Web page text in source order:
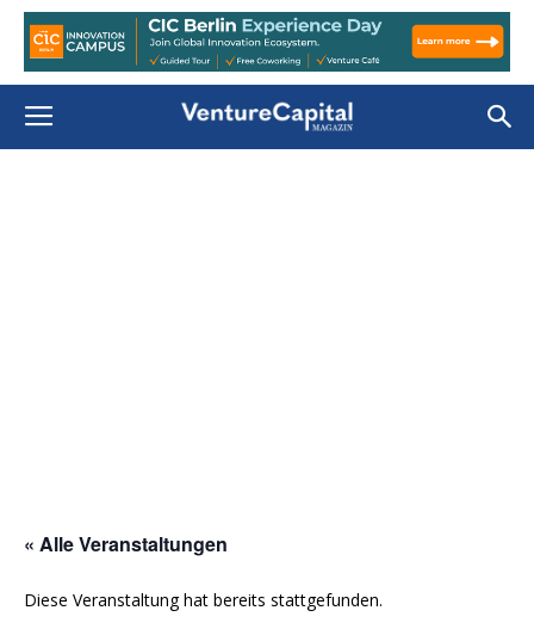
« Alle Veranstaltungen
Diese Veranstaltung hat bereits stattgefunden.